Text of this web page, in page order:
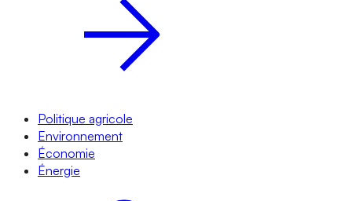
Politique agricole
Environnement
Économie
Énergie